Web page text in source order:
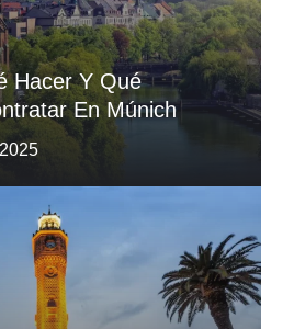
Hacer Y Qué
En Múnich